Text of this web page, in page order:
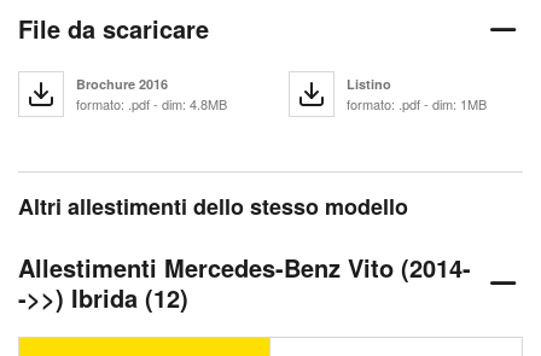
File da scaricare
Brochure 2016
formato: .pdf - dim: 4.8MB
Listino
formato: .pdf - dim: 1MB
Altri allestimenti dello stesso modello
Allestimenti Mercedes-Benz Vito (2014-
->>) Ibrida (12)